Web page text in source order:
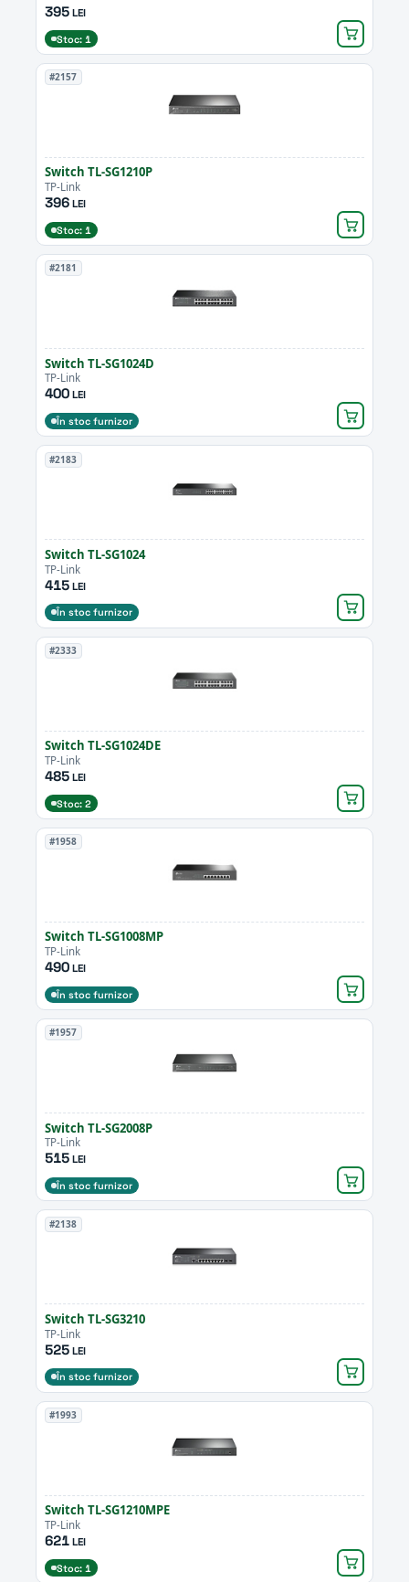
395LEI
Stoc: 1
#2157
Switch TL-SG1210P
TP-Link
396LEI
Stoc: 1
#2181
Switch TL-SG1024D
TP-Link
400LEI
În stoc furnizor
#2183
Switch TL-SG1024
TP-Link
415LEI
În stoc furnizor
#2333
Switch TL-SG1024DE
TP-Link
485LEI
Stoc: 2
#1958
Switch TL-SG1008MP
TP-Link
490LEI
În stoc furnizor
#1957
Switch TL-SG2008P
TP-Link
515LEI
În stoc furnizor
#2138
Switch TL-SG3210
TP-Link
525LEI
În stoc furnizor
#1993
Switch TL-SG1210MPE
TP-Link
621LEI
Stoc: 1